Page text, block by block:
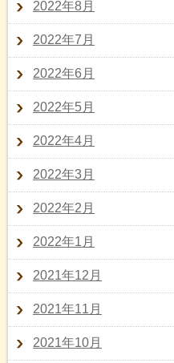
2022年8月
2022年7月
2022年6月
2022年5月
2022年4月
2022年3月
2022年2月
2022年1月
2021年12月
2021年11月
2021年10月